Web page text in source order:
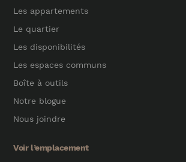
Les appartements
Le quartier
Les disponibilités
Les espaces communs
Boîte à outils
Notre blogue
Nous joindre
Voir l’emplacement